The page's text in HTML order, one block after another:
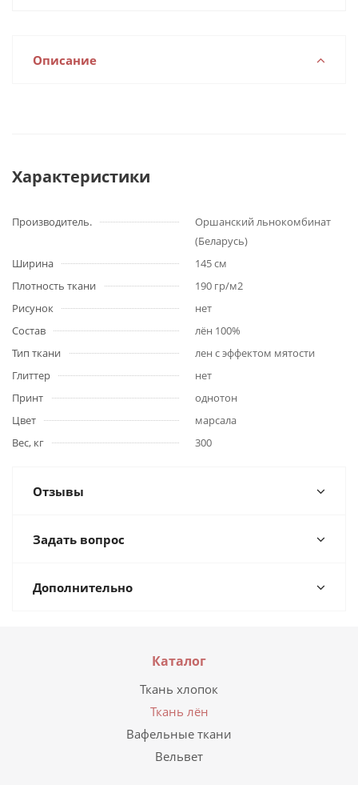
Описание
Характеристики
Производитель.
Оршанский льнокомбинат
(Беларусь)
Ширина
145 см
Плотность ткани
190 гр/м2
Рисунок
нет
Состав
лён 100%
Тип ткани
лен с эффектом мятости
Глиттер
нет
Принт
однотон
Цвет
марсала
Вес, кг
300
Отзывы
Задать вопрос
Дополнительно
Каталог
Ткань хлопок
Ткань лён
Вафельные ткани
Вельвет